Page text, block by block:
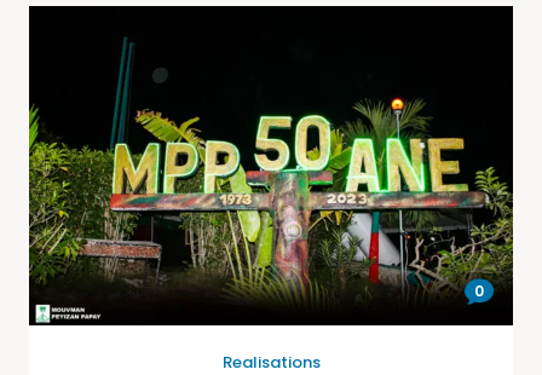
0
Realisations